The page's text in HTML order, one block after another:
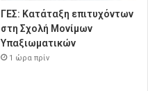
ΓΕΣ: Κατάταξη επιτυχόντων
στη Σχολή Μονίμων
Υπαξιωματικών
1 ώρα πρίν